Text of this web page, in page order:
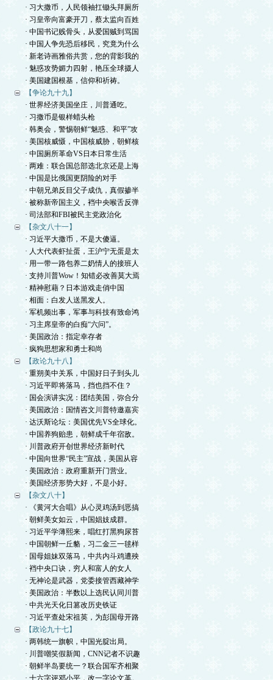
· 习大撒币，人民领袖扛锄头拜厕所
· 习皇帝向富豪开刀，蔡太监向百姓
· 中国书记贱骨头，从爱国贼到骂国
· 中国人争先恐后移民，究竟为什么
· 新老诗画雅俗共赏，您的背影我的
· 魅惑攻势媚力四射，艳压全球摄人
· 美国建国根基，信仰和祈祷。
【争论九十九】
· 世界经济美国坐庄，川普通吃。
· 习撒币是银样蜡头枪
· 韩奥会，警惕朝鲜“魅惑、和平”攻
· 美国核威慑，中国核威胁，朝鲜核
· 中国厕所革命VS日本日常生活
· 两难：联合国总部选北京还是上海
· 中国是比俄国更阴险的对手
· 中朝兄弟反目父子成仇，真假掺半
· 被称新帝国主义，裆中央喉舌反弹
· 司法部和FBI被民主党政治化
【杂文八十一】
· 习近平大撒币，不是大傻逼。
· 人大代表虾扯蛋，王沪宁无蛋是太
· 用一带一路包养二奶情人的接班人
· 支持川普Wow！知错必改善莫大焉
· 精神慰藉？日本游戏走俏中国
· 相面：白发人送黑发人。
· 军机频出事，军事与科技有致命鸿
· 习主席皇帝的白痴“六问”。
· 美国政治：指定幸存者
· 疯狗思想家和勇士和尚
【政论九十八】
· 重朔美中关系，中国好日子到头儿
· 习近平即将落马，挡也挡不住？
· 国会演讲实况：团结美国，弥合分
· 美国政治：国情咨文川普特邀嘉宾
· 达沃斯论坛：美国优先VS全球化。
· 中国养狗贻患，朝鲜成千年宿敌。
· 川普政府开创世界经济新时代
· 中国向世界“民主”宣战，美国从容
· 美国政治：政府重新开门营业。
· 美国经济形势大好，不是小好。
【杂文八十】
· 《黄河大合唱》从心灵鸡汤到恶搞
· 朝鲜美女如云，中国娼妓成群。
· 习近平学薄熙来，唱红打黑狗尿苔
· 中国朝鲜一丘貉，习二金三一毬样
· 国母姐妹双落马，中共内斗鸡遭殃
· 裆中央口诀，穷人和富人的女人
· 无神论是武器，党委接管西藏神学
· 美国政治：半数以上选民认同川普
· 中共光天化日篡改历史铁证
· 习近平查处宋祖英，为彭国母开路
【政论九十七】
· 两韩统一旗帜，中国光腚出局。
· 川普嘲笑假新闻，CNN记者不识趣
· 朝鲜半岛要统一？联合国军齐相聚
· 十六字评邓小平，改一字论文革。